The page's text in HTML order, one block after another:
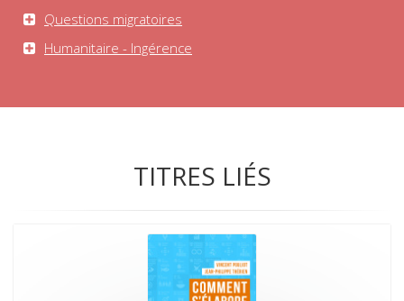
Questions migratoires
Humanitaire - Ingérence
TITRES LIÉS